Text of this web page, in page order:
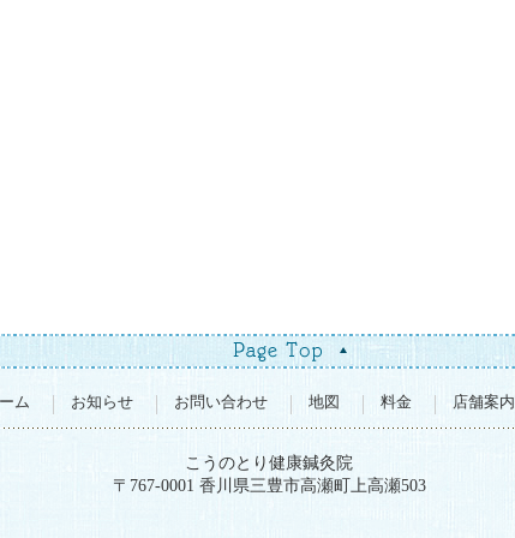
ム お知らせ お問い合わせ 地図 料金 店舗案内
こうのとり健康鍼灸院
〒767-0001 香川県三豊市高瀬町上高瀬503